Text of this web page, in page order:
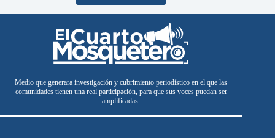
Medio que generara investigación y cubrimiento periodístico en el que las
comunidades tienen una real participación, para que sus voces puedan ser
amplificadas.